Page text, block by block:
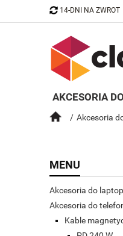
AKCESORIA
BLOGAkcesoria
14-DNI NA ZWROT
MENU
Akcesoria do
Akcesoria do
Kable